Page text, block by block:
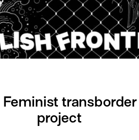
Feminist
project